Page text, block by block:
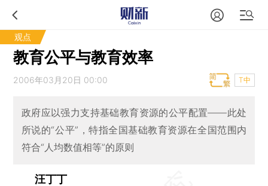
观点
教育公平与教育效率
2006年03月20日 00:00 T中
政府应以强力支持基础教育资源的公平配置——此处
所说的“公平”，特指全国基础教育资源在全国范围内
符合“人均数值相等”的原则
汪丁丁